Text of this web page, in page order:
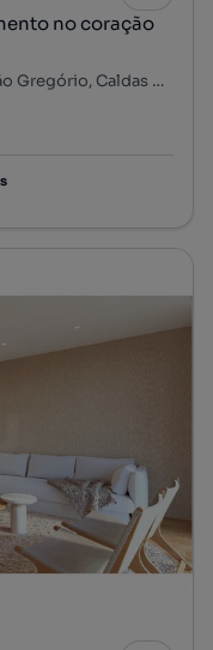
no coração
Nossa Senhora do Pópulo, Coto e São Gregório, Caldas da Rainha, Leiria